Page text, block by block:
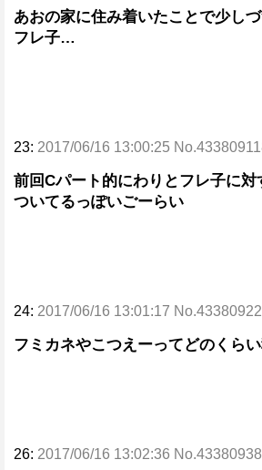
あおの家に住み着いたことで少し
フレ子…
23: 2017/06/16 13:00:25
前回Cパート的にわりとフレ子に対
ついてるっぽいごーらい
24: 2017/06/16 13:01:17
フミカネやこつえーってどのくら
26: 2017/06/16 13:02:36